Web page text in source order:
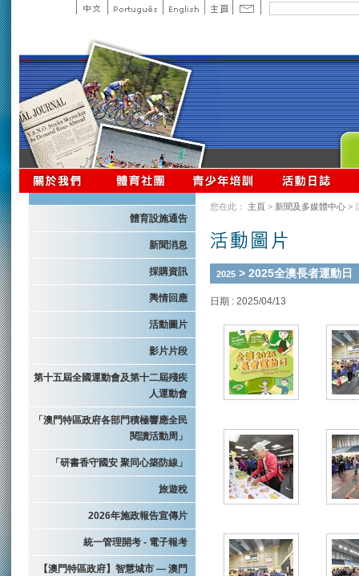
體育設施通告
新聞消息
採購資訊
輿情回應
活動圖片
影片片段
第十五屆全國運動會及第十二屆殘疾
人運動會
「澳門特區政府各部門積極響應全民
閱讀活動周」
「研書香守國安 聚同心築防線」
旅遊稅
2026年施政報告宣傳片
統一管理開考 - 電子報考
【澳門特區政府】智慧城市 — 澳門
您在此： 主頁 > 新聞及多媒體中心 >
2025 > 2025全澳長者運動日
日期 : 2025/04/13